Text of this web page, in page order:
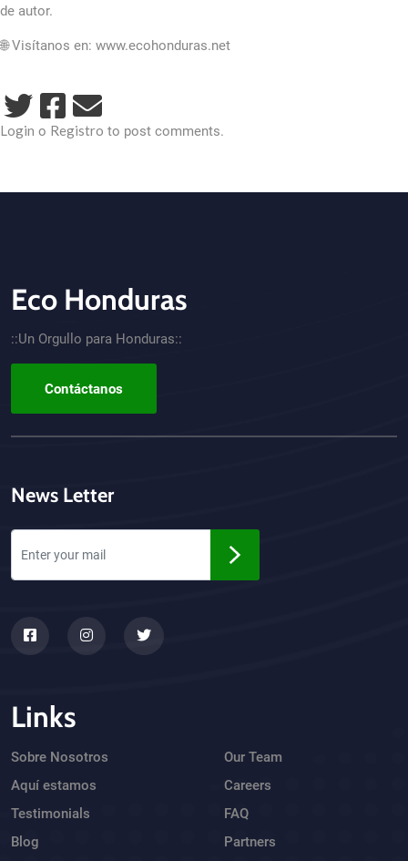
de autor.
🌐 Visítanos en: www.ecohonduras.net
Login o Registro to post comments.
CTA - Footer
Eco Honduras
::Un Orgullo para Honduras::
Contáctanos
News Letter
Links
Sobre Nosotros
Aquí estamos
Testimonials
Blog
Our Team
Careers
FAQ
Partners